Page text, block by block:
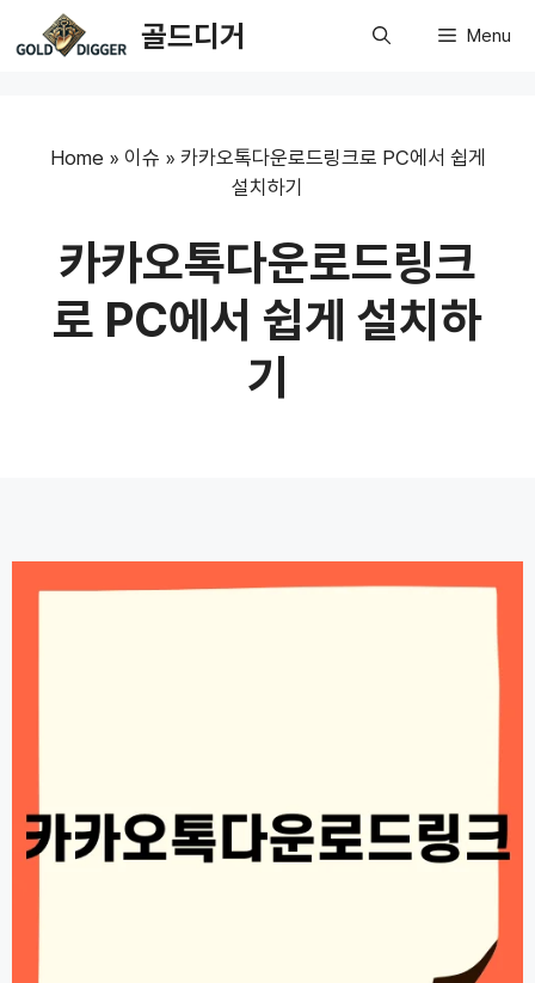
to
골드디거 Menu
Home » 이슈 » 카카오톡다운로드링크로 PC에서 쉽게
설치하기
카카오톡다운로드링크
로 PC에서 쉽게 설치하
기